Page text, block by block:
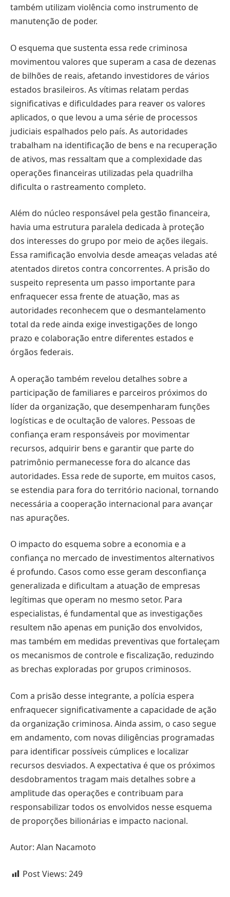
também utilizam violência como instrumento de
manutenção de poder.
O esquema que sustenta essa rede criminosa
movimentou valores que superam a casa de dezenas
de bilhões de reais, afetando investidores de vários
estados brasileiros. As vítimas relatam perdas
significativas e dificuldades para reaver os valores
aplicados, o que levou a uma série de processos
judiciais espalhados pelo país. As autoridades
trabalham na identificação de bens e na recuperação
de ativos, mas ressaltam que a complexidade das
operações financeiras utilizadas pela quadrilha
dificulta o rastreamento completo.
Além do núcleo responsável pela gestão financeira,
havia uma estrutura paralela dedicada à proteção
dos interesses do grupo por meio de ações ilegais.
Essa ramificação envolvia desde ameaças veladas até
atentados diretos contra concorrentes. A prisão do
suspeito representa um passo importante para
enfraquecer essa frente de atuação, mas as
autoridades reconhecem que o desmantelamento
total da rede ainda exige investigações de longo
prazo e colaboração entre diferentes estados e
órgãos federais.
A operação também revelou detalhes sobre a
participação de familiares e parceiros próximos do
líder da organização, que desempenharam funções
logísticas e de ocultação de valores. Pessoas de
confiança eram responsáveis por movimentar
recursos, adquirir bens e garantir que parte do
patrimônio permanecesse fora do alcance das
autoridades. Essa rede de suporte, em muitos casos,
se estendia para fora do território nacional, tornando
necessária a cooperação internacional para avançar
nas apurações.
O impacto do esquema sobre a economia e a
confiança no mercado de investimentos alternativos
é profundo. Casos como esse geram desconfiança
generalizada e dificultam a atuação de empresas
legítimas que operam no mesmo setor. Para
especialistas, é fundamental que as investigações
resultem não apenas em punição dos envolvidos,
mas também em medidas preventivas que fortaleçam
os mecanismos de controle e fiscalização, reduzindo
as brechas exploradas por grupos criminosos.
Com a prisão desse integrante, a polícia espera
enfraquecer significativamente a capacidade de ação
da organização criminosa. Ainda assim, o caso segue
em andamento, com novas diligências programadas
para identificar possíveis cúmplices e localizar
recursos desviados. A expectativa é que os próximos
desdobramentos tragam mais detalhes sobre a
amplitude das operações e contribuam para
responsabilizar todos os envolvidos nesse esquema
de proporções bilionárias e impacto nacional.
Autor: Alan Nacamoto
Post Views: 249